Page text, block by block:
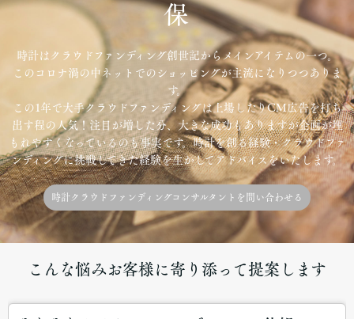
保
時計はクラウドファンディング創世記からメインアイテムの一つ。
このコロナ渦の中ネットでのショッピングが主流になりつつありま
す。
この1年で大手クラウドファンディングは上場したりCM広告を打ち
出す程の人気！注目が増した分、大きな成功もありますが企画が埋
もれやすくなっているのも事実です。時計を創る経験・クラウドファ
ンディングに挑戦してきた経験を生かしてアドバイスをいたします。
時計クラウドファンディングコンサルタントを問い合わせる
こんな悩みお客様に寄り添って提案します